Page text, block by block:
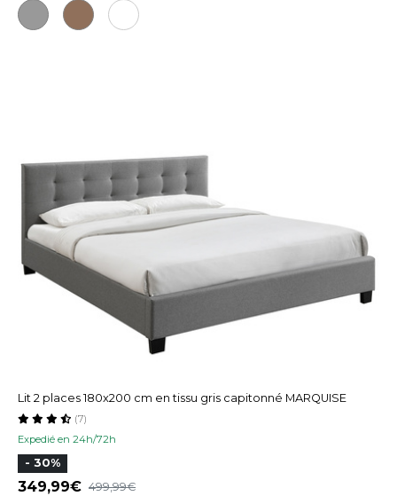
Lit 2 places 180x200 cm en tissu gris capitonné MARQUISE
Expedié en 24h/72h
(7)
- 30%
349,99 499,99